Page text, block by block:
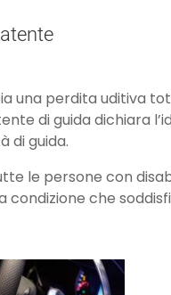
una perdita uditiva
di guida dichiara
di guida.
le persone con
condizione che